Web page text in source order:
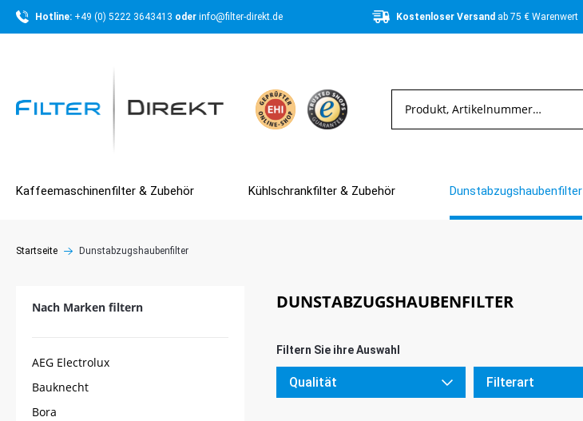
Hotline: +49 (0) 5222 3643413 oder info@filter-direkt.de Kostenloser Versand ab 75 € Warenwert
Kaffeemaschinenfilter & Zubehör Kühlschrankfilter & Zubehör Dunstabzugshaubenfilter
Startseite Dunstabzugshaubenfilter
AEG Electrolux
Bauknecht
Bora
Qualität Filterart
DUNSTABZUGSHAUBENFILTER